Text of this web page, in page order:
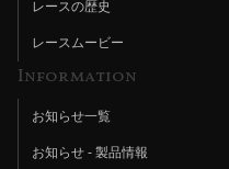
レースの歴史
レースムービー
Information
お知らせ一覧
お知らせ - 製品情報